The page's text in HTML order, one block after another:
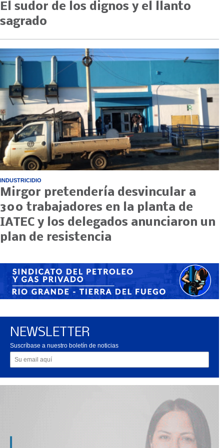
El sudor de los dignos y el llanto
sagrado
INDUSTRICIDIO
Mirgor pretendería desvincular a
300 trabajadores en la planta de
IATEC y los delegados anunciaron un
plan de resistencia
NEWSLETTER
Suscríbase a nuestro boletín de noticias